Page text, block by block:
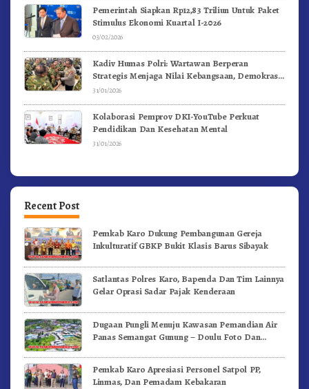
Pemerintah Siapkan Rp12,83 Triliun Untuk Paket
Stimulus Ekonomi Kuartal I-2026
03/02/2026
Kadiv Humas Polri: Wartawan Berperan
Strategis Menjaga Nilai Kebangsaan, Demokrasi,
dan NKRI
31/01/2026
Kolaborasi Pemprov DKI-YouTube Perkuat
Pendidikan Dan Kesehatan Mental
31/01/2026
Recent Post
Pemkab Karo Dukung Pembangunan Gereja
Inkulturatif GBKP Bukit Klasis Barus Sibayak
Satlantas Polres Karo, Bapenda Dan Tim Lainnya
Gelar Oprasi Sadar Pajak Kenderaan
Dugaan Pungli Menuju Kawasan Pemandian Air
Panas Semangat Gunung – Doulu Foto Dan
Pemkab Karo Apresiasi Personel Satpol PP,
Linmas, Dan Pemadam Kebakaran